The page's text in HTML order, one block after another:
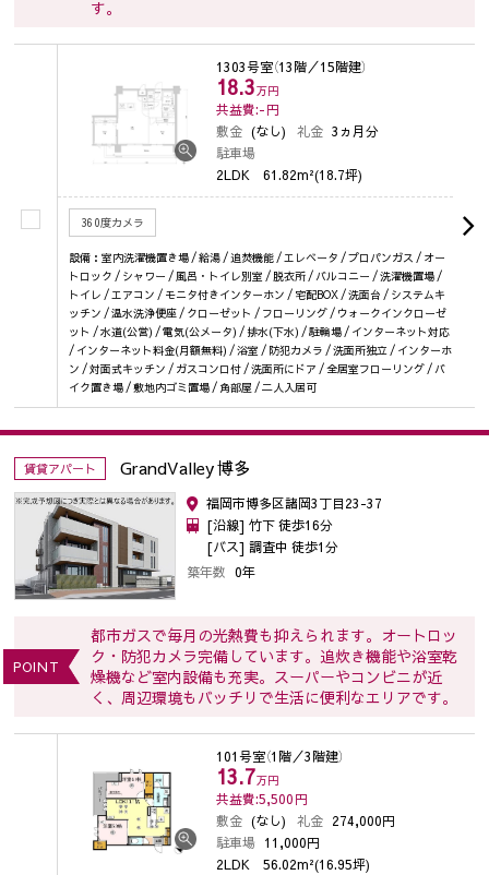
す。
1303号室（13階／15階建）
18.3万円
共益費:-円
敷金 (なし) 礼金 3ヵ月分
駐車場
2LDK 61.82m²(18.7坪)
360度カメラ
設備：室内洗濯機置き場 / 給湯 / 追焚機能 / エレベータ / プロパンガス / オー
トロック / シャワー / 風呂・トイレ別室 / 脱衣所 / バルコニー / 洗濯機置場 /
トイレ / エアコン / モニタ付きインターホン / 宅配BOX / 洗面台 / システムキ
ッチン / 温水洗浄便座 / クローゼット / フローリング / ウォークインクローゼ
ット / 水道(公営) / 電気(公メータ) / 排水(下水) / 駐輪場 / インターネット対応
/ インターネット料金(月額無料) / 浴室 / 防犯カメラ / 洗面所独立 / インターホ
ン / 対面式キッチン / ガスコンロ付 / 洗面所にドア / 全居室フローリング / バ
イク置き場 / 敷地内ゴミ置場 / 角部屋 / 二人入居可
賃貸アパート GrandValley 博多
福岡市博多区諸岡3丁目23-37
[沿線] 竹下 徒歩16分
[バス] 調査中 徒歩1分
築年数 0年
POINT
都市ガスで毎月の光熱費も抑えられます。オートロッ
ク・防犯カメラ完備しています。追炊き機能や浴室乾
燥機など室内設備も充実。スーパーやコンビニが近
く、周辺環境もバッチリで生活に便利なエリアです。
101号室（1階／3階建）
13.7万円
共益費:5,500円
敷金 (なし) 礼金 274,000円
駐車場 11,000円
2LDK 56.02m²(16.95坪)